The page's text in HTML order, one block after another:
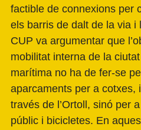
factible de connexions per
els barris de dalt de la via i
CUP va argumentar que
mobilitat interna de la
marítima no ha de fer-se
aparcaments per a cotxes,
través de l’Ortoll, sinó per
públic i bicicletes. En